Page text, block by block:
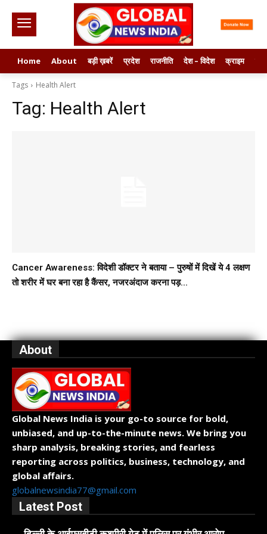
Home About बड़ी ख़बरें प्रदेश राजनीति देश – विदेश क्राइम
Tags Health Alert
Tag: Health Alert
Cancer Awareness: विदेशी डॉक्टर ने बताया – पुरुषों में दिखें ये 4 लक्षण
तो शरीर में घर बना रहा है कैंसर, नजरअंदाज करना पड़...
About
Global News India is your go-to source for bold,
unbiased, and up-to-the-minute news. We bring you
sharp analysis, breaking stories, and fearless
reporting across politics, business, technology, and
global affairs.
globalnewsindia77@gmail.com
Latest Post